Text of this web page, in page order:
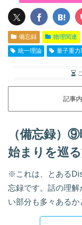
備忘録 物理関連
統一理論
量子重力
記事
（備忘録）
始まりを巡
※これは、とある
忘録です。話の理
い部分も多々あるか